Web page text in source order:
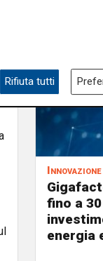
Innovazione
fino a
energia
Rifiuta tutti